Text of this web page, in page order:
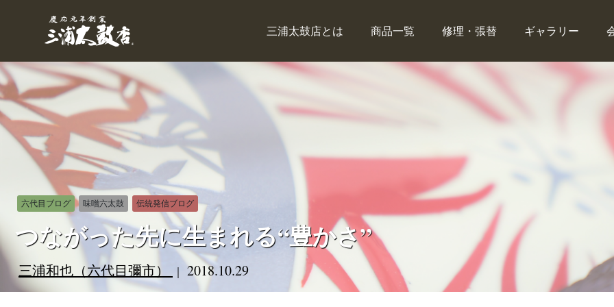
三浦太鼓店とは 商品一覧 修理・張替 ギャラリー
六代目ブログ 味噌六太鼓 伝統発信ブログ
つながった先に生まれる“豊かさ”
三浦和也（六代目彌市） ｜ 2018.10.29